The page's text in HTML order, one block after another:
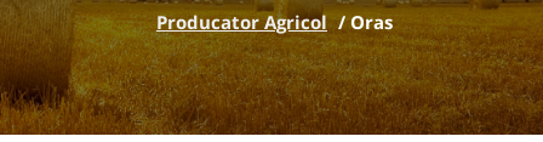
Producator Agricol /Oras